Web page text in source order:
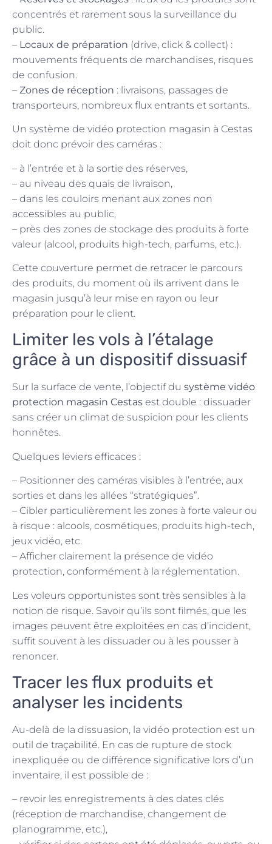
concentrés et rarement sous la surveillance du
public.
– Locaux de préparation (drive, click & collect) :
mouvements fréquents de marchandises, risques
de confusion.
– Zones de réception : livraisons, passages de
transporteurs, nombreux flux entrants et sortants.
Un système de vidéo protection magasin à Cestas
doit donc prévoir des caméras :
– à l’entrée et à la sortie des réserves,
– au niveau des quais de livraison,
– dans les couloirs menant aux zones non
accessibles au public,
– près des zones de stockage des produits à forte
valeur (alcool, produits high-tech, parfums, etc.).
Cette couverture permet de retracer le parcours
des produits, du moment où ils arrivent dans le
magasin jusqu’à leur mise en rayon ou leur
préparation pour le client.
Limiter les vols à l’étalage
grâce à un dispositif dissuasif
Sur la surface de vente, l’objectif du système vidéo
protection magasin Cestas est double : dissuader
sans créer un climat de suspicion pour les clients
honnêtes.
Quelques leviers efficaces :
– Positionner des caméras visibles à l’entrée, aux
sorties et dans les allées “stratégiques”.
– Cibler particulièrement les zones à forte valeur ou
à risque : alcools, cosmétiques, produits high-tech,
jeux vidéo, etc.
– Afficher clairement la présence de vidéo
protection, conformément à la réglementation.
Les voleurs opportunistes sont très sensibles à la
notion de risque. Savoir qu’ils sont filmés, que les
images peuvent être exploitées en cas d’incident,
suffit souvent à les dissuader ou à les pousser à
renoncer.
Tracer les flux produits et
analyser les incidents
Au-delà de la dissuasion, la vidéo protection est un
outil de traçabilité. En cas de rupture de stock
inexpliquée ou de différence significative lors d’un
inventaire, il est possible de :
– revoir les enregistrements à des dates clés
(réception de marchandise, changement de
planogramme, etc.),